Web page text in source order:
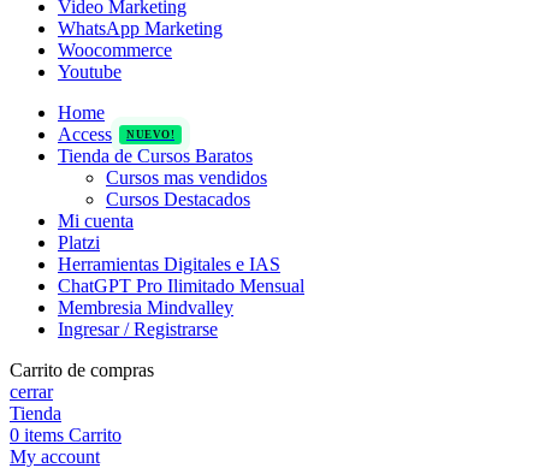
Video Marketing
WhatsApp Marketing
Woocommerce
Youtube
Home
Access
NUEVO!
Tienda de Cursos Baratos
Cursos mas vendidos
Cursos Destacados
Mi cuenta
Platzi
Herramientas Digitales e IAS
ChatGPT Pro Ilimitado Mensual
Membresia Mindvalley
Ingresar / Registrarse
Carrito de compras
cerrar
Tienda
0 items Carrito
My account